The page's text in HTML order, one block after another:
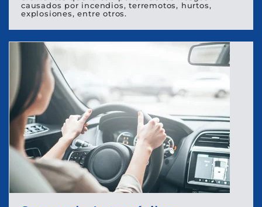
causados por incendios, terremotos, hurtos,
explosiones, entre otros.